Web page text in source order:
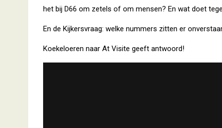
het bij D66 om zetels of om mensen? En wat doet
En de Kijkersvraag: welke nummers zitten er
Koekeloeren naar At Visite geeft antwoord!